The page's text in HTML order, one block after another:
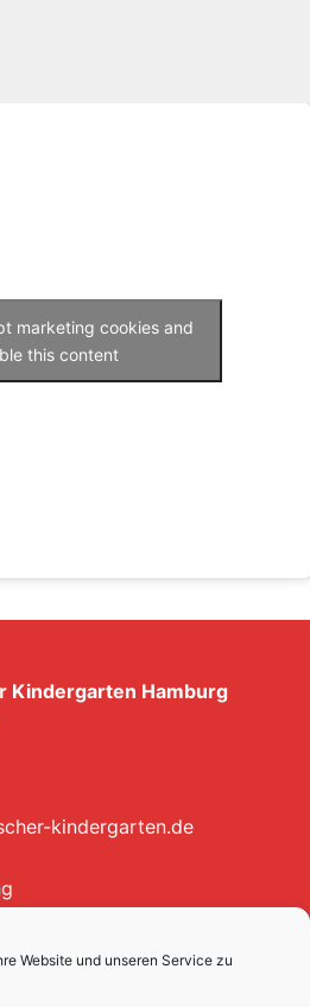
Website und unseren Service zu
marketing cookies and
this content
Kindergarten Hamburg
kindergarten.de